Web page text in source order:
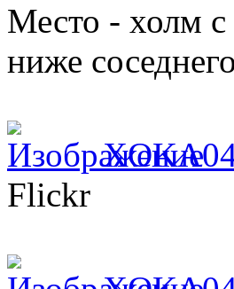
Место - холм
ниже
Flickr